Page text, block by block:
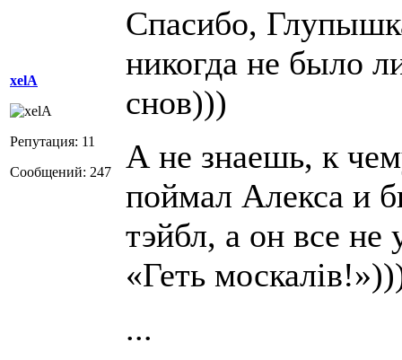
xelA
Репутация: 11
Сообщений: 247
Спасибо,
никогда не было
снов)))
А не знаешь, к
поймал Алекса и
тэйбл, а он все
«Геть
...